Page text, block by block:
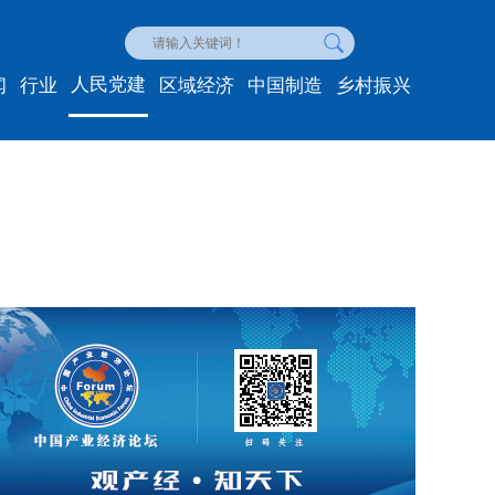
行业 人民党建 区域经济 中国制造 乡村振兴